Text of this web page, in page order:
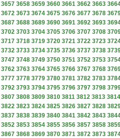
3657 3658 3659 3660 3661 3662 3663
3672 3673 3674 3675 3676 3677 3678
3687 3688 3689 3690 3691 3692 3693
3702 3703 3704 3705 3706 3707 3708
3717 3718 3719 3720 3721 3722 3723
3732 3733 3734 3735 3736 3737 3738
3747 3748 3749 3750 3751 3752 3753
3762 3763 3764 3765 3766 3767 3768
3777 3778 3779 3780 3781 3782 3783
3792 3793 3794 3795 3796 3797 3798
3807 3808 3809 3810 3811 3812 3813 3814
3822 3823 3824 3825 3826 3827 3828
3837 3838 3839 3840 3841 3842 3843
3852 3853 3854 3855 3856 3857 3858
3867 3868 3869 3870 3871 3872 3873